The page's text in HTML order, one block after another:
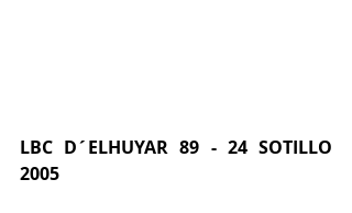
LBC D´ELHUYAR 89 - 24 SOTILLO
2005